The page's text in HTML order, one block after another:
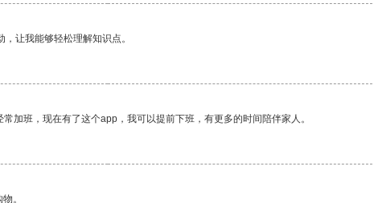
让我能够轻松理解知识点。
加班，现在有了这个app，我可以提前下班，有更多的时间陪伴家人。
。